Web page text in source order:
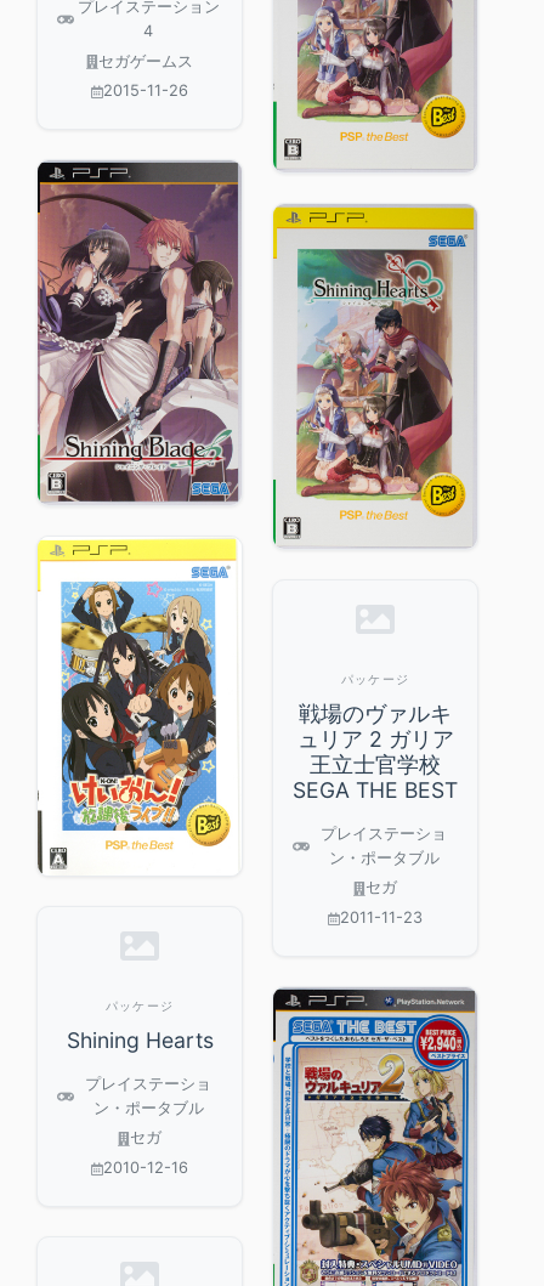
プレイステーション
4
セガゲームス
2015-11-26
パッケージ
戦場のヴァルキ
ュリア 2 ガリア
王立士官学校
SEGA THE BEST
プレイステーショ
ン・ポータブル
セガ
2011-11-23
パッケージ
Shining Hearts
プレイステーショ
ン・ポータブル
セガ
2010-12-16